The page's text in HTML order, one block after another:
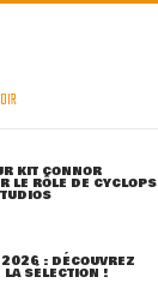
KIT CONNOR
LE RÔLE DE CYCLOPS
2026 : DÉCOUVREZ
SÉLECTION !